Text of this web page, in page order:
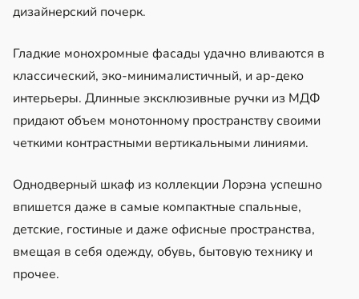
дизайнерский почерк.
Гладкие монохромные фасады удачно вливаются в
классический, эко-минималистичный, и ар-деко
интерьеры. Длинные эксклюзивные ручки из МДФ
придают объем монотонному пространству своими
четкими контрастными вертикальными линиями.
Однодверный шкаф из коллекции Лорэна успешно
впишется даже в самые компактные спальные,
детские, гостиные и даже офисные пространства,
вмещая в себя одежду, обувь, бытовую технику и
прочее.